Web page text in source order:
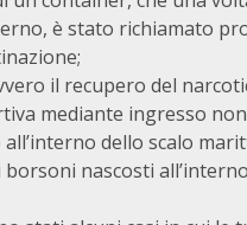
è stato richiamato
il recupero del
mediante ingresso non
dello scalo
nascosti